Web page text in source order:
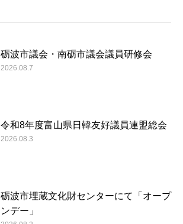
砺波市議会・南砺市議会議員研修会
2026.08.7
令和8年度富山県日韓友好議員連盟総会
2026.08.3
砺波市埋蔵文化財センターにて「オープ
ンデー」